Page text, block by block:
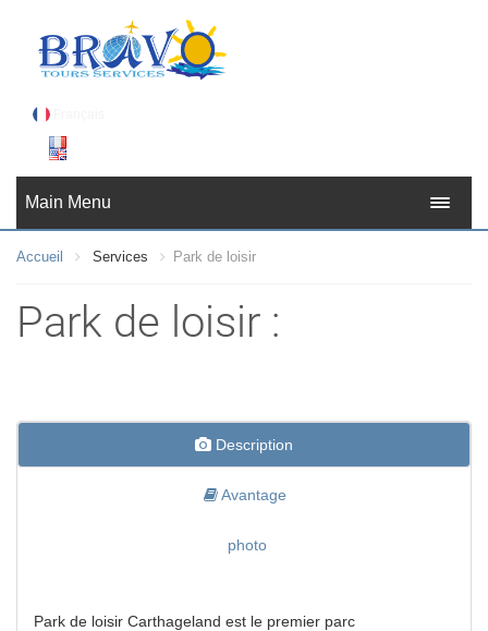
Français
Main Menu
Accueil Services Park de loisir
Park de loisir :
Description
Avantage
photo
Park de loisir Carthageland est le premier parc